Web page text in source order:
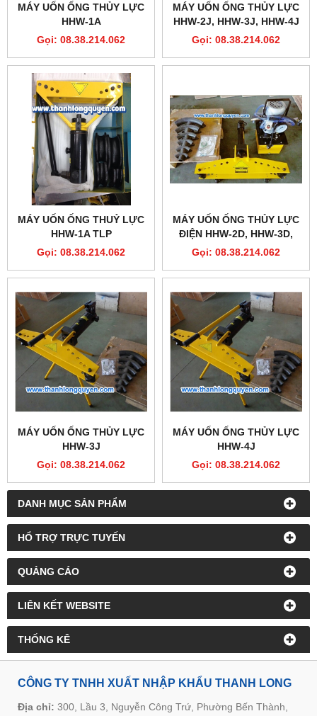
DANH MỤC SẢN PHẨM
HỔ TRỢ TRỰC TUYẾN
QUẢNG CÁO
LIÊN KẾT WEBSITE
THỐNG KÊ
MÁY UỐN ỐNG THỦY LỰC
HHW-1A
Gọi: 08.38.214.062
MÁY UỐN ỐNG THỦY LỰC
HHW-2J, HHW-3J, HHW-4J
Gọi: 08.38.214.062
MÁY UỐN ỐNG THUỶ LỰC
HHW-1A TLP
Gọi: 08.38.214.062
MÁY UỐN ỐNG THỦY LỰC
ĐIỆN HHW-2D, HHW-3D,
HHW-4D
Gọi: 08.38.214.062
MÁY UỐN ỐNG THỦY LỰC
HHW-3J
Gọi: 08.38.214.062
MÁY UỐN ỐNG THỦY LỰC
HHW-4J
Gọi: 08.38.214.062
CÔNG TY TNHH XUẤT NHẬP KHẨU THANH LONG
Địa chỉ: 300, Lầu 3, Nguyễn Công Trứ, Phường Bến Thành,